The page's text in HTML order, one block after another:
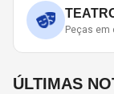
Peças em
ÚLTIMAS